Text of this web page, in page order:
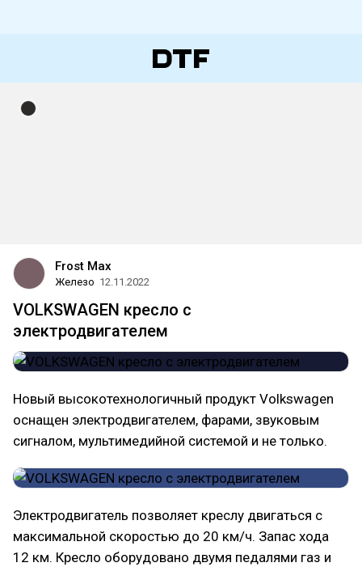
Frost Max
Железо 12.11.2022
VOLKSWAGEN кресло с
электродвигателем
Новый высокотехнологичный продукт Volkswagen
оснащен электродвигателем, фарами, звуковым
сигналом, мультимедийной системой и не только.
Электродвигатель позволяет креслу двигаться с
максимальной скоростью до 20 км/ч. Запас хода
12 км. Кресло оборудовано двумя педалями газ и